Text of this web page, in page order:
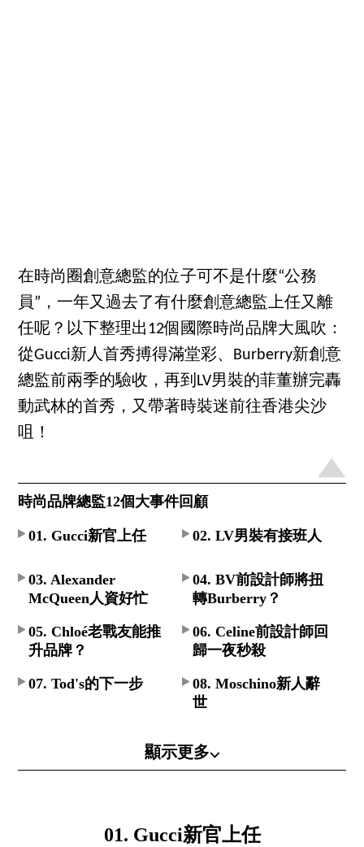
在時尚圈創意總監的位子可不是什麼“公務
員”，一年又過去了有什麼創意總監上任又離
任呢？以下整理出12個國際時尚品牌大風吹：
從Gucci新人首秀搏得滿堂彩、Burberry新創意
總監前兩季的驗收，再到LV男裝的菲董辦完轟
動武林的首秀，又帶著時裝迷前往香港尖沙
咀！
時尚品牌總監12個大事件回顧
01. Gucci新官上任 02. LV男裝有接班人
03. Alexander
McQueen人資好忙
04. BV前設計師將扭
轉Burberry？
05. Chloé老戰友能推
升品牌？
06. Celine前設計師回
歸一夜秒殺
07. Tod's的下一步
08. Moschino新人辭
世
顯示更多⌵
01. Gucci新官上任